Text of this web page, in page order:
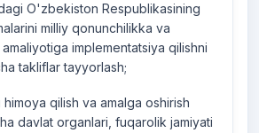
O'zbekiston Respublikasining
milliy qonunchilikka va
implementatsiya qilishni
takliflar tayyorlash;
qilish va amalga oshirish
davlat organlari, fuqarolik jamiyati